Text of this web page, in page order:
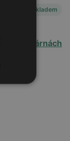
Skladem
v 30 lékárnách